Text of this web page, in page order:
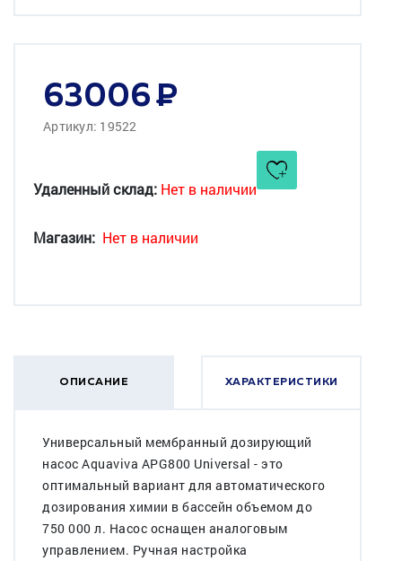
63006
Артикул: 19522
Удаленный склад: Нет в наличии
Магазин: Нет в наличии
ОПИСАНИЕ ХАРАКТЕРИСТИКИ
Универсальный мембранный дозирующий
насос Aquaviva APG800 Universal - это
оптимальный вариант для автоматического
дозирования химии в бассейн объемом до
750 000 л. Насос оснащен аналоговым
управлением. Ручная настройка